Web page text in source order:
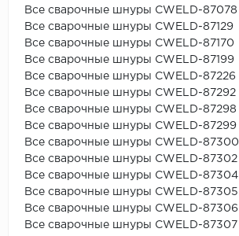
Все сварочные шнуры CWELD-87078
Все сварочные шнуры CWELD-87129
Все сварочные шнуры CWELD-87170
Все сварочные шнуры CWELD-87199
Все сварочные шнуры CWELD-87226
Все сварочные шнуры CWELD-87292
Все сварочные шнуры CWELD-87298
Все сварочные шнуры CWELD-87299
Все сварочные шнуры CWELD-87300
Все сварочные шнуры CWELD-87302
Все сварочные шнуры CWELD-87304
Все сварочные шнуры CWELD-87305
Все сварочные шнуры CWELD-87306
Все сварочные шнуры CWELD-87307